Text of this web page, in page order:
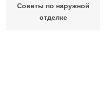
Советы по наружной
отделке